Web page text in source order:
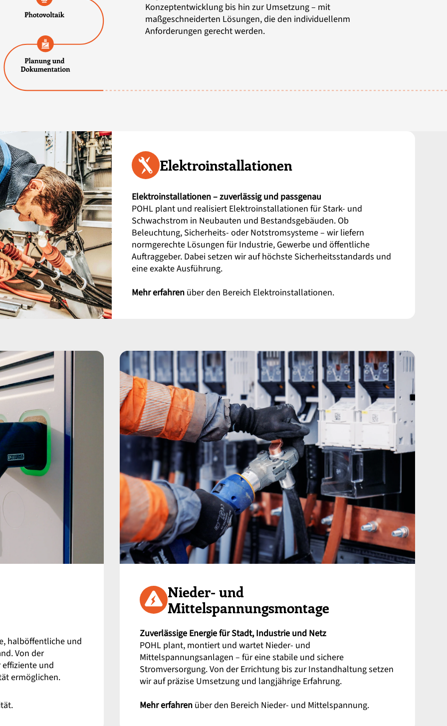
Konzeptentwicklung bis hin zur Umsetzung – mit
maßgeschneiderten Lösungen, die den individuellenm
Anforderungen gerecht werden.
Elektroinstallationen
Elektroinstallationen – zuverlässig und passgenau
POHL plant und realisiert Elektroinstallationen für Stark- und
Schwachstrom in Neubauten und Bestandsgebäuden. Ob
Beleuchtung, Sicherheits- oder Notstromsysteme – wir liefern
normgerechte Lösungen für Industrie, Gewerbe und öffentliche
Auftraggeber. Dabei setzen wir auf höchste Sicherheitsstandards und
eine exakte Ausführung.
Mehr erfahren über den Bereich Elektroinstallationen.
halböffentliche und
Von der
und
ermöglichen.
Nieder- und
Mittelspannungsmontage
Zuverlässige Energie für Stadt, Industrie und Netz
POHL plant, montiert und wartet Nieder- und
Mittelspannungsanlagen – für eine stabile und sichere
Stromversorgung. Von der Errichtung bis zur Instandhaltung setzen
wir auf präzise Umsetzung und langjährige Erfahrung.
Mehr erfahren über den Bereich Nieder- und Mittelspannung.